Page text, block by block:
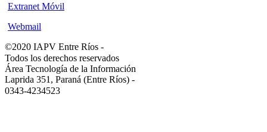
Extranet Móvil
Webmail
©2020 IAPV Entre Ríos -
Todos los derechos reservados
Área Tecnología de la Información
Laprida 351, Paraná (Entre Ríos) -
0343-4234523